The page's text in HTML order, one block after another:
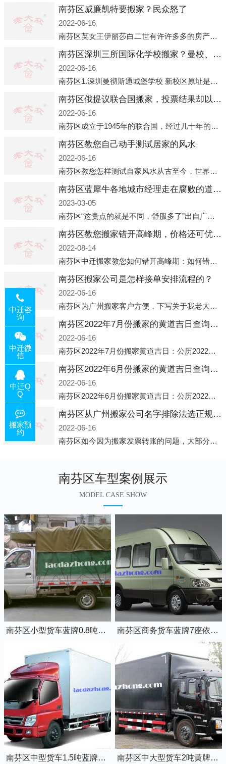
南芬区威廉凯特要搬家？民众怒了
2022-06-16
南芬区英女王伊丽莎白二世有许许多多的房产，遍布英国各地。而作为英女王的亲孙子、未来的英国国王，威廉王子自然也能享受到女王的房产。目前，威廉凯特以及三个孩子有两个经常居住的地点，一处是位于伦敦的肯辛顿宫，一处
南芬区深圳三所国际化学校搬家？曼校、QSI、南山中英文搬走了
2022-06-16
南芬区1.深圳曼彻斯通城堡学校 新校区原址是蛇口国际据悉，此次曼彻斯通城堡学校搬迁到蛇口新校区的开办与蛇口外籍人员子女学校（蛇口国际）有很大的关联。2021年，太子湾实验部就宣布在2022年正式并入蛇口外籍
南芬区俄提议联合国搬家，投票结果却以惨败收场
2022-06-16
南芬区成立于1945年的联合国，经过几十年的发展，如今拥有193个成员国。拥有如此众多会员国的联合国，可以说是世界上最具代表性的国际组织，也是世界上分量最重、有着较高话语权的国际组织。但以美国为首的西方国家
南芬区教您自己动手测试居家的风水
2022-06-16
南芬区教您怎样测试自家风水从古至今，世界各地的人们都在研究人在乾坤中的位置以及它们所形成的关系。通过探究季节转换、星象变化，并且在所观测到的自然规律的指导下，人们开始认识到居住在不同住宅中的人，其一生中的财
南芬区蓝犀牛各地城市经理走在腐败的道路上
2023-03-05
南芬区“这贵点的就是不同，舒服多了”出自广州运营邓经理的口中。2023年开年刚出来，三个司机（加盟蓝犀牛的个人队伍）便请广州经理去佛山娱乐场所大消费了一次，据知悉一晚消费达一万多，由三人平摊费用，燃鹅这样的
南芬区教您搬家错开高峰期，价格还可优惠！
2022-08-14
南芬区中迁搬家教您如何错开高峰期：如何错开高峰期搬家，中迁搬家做了一些电话数据统计和分析，发现市民中午2点左右访问网站的人是最多的，电话咨询是早上9点左右是最多的，预约搬家周六和周日是最多的，网上QQ微
南芬区搬家公司是怎样接单安排流程的？
2022-06-16
南芬区为广州搬家客户方便，下写关于我老大众搬家公司接单的流程，九条给搬家朋友参考，了解搬家公司工序，免去搬家时的没有准备好的工作，给您及时快速的搬好家。一．电话咨询：专人接待客户电话咨询，初步了解客户搬 家
南芬区2022年7月份搬家的黄道吉日查询大全一览表哪天适合搬家好日子
2022-06-16
南芬区2022年7月份搬家黄道吉日：公历2022年7月6日 农历六月初八 星期三 冲虎(甲寅)公历2022年7月12日 农历六月十四 星期二 冲猴(庚申)公历2022年7月13日 农历六月十五 星期三 冲鸡
南芬区2022年6月份搬家的黄道吉日查询大全一览表哪天适合搬家好日子
2022-06-16
南芬区2022年6月份搬家黄道吉日：公历2022年6月1日 农历五月初三 星期三 冲兔(己卯)公历2022年6月4日 农历五月初六 星期六 冲马(壬午)公历2022年6月8日 农历五月初十 星期三 冲狗(丙
南芬区从广州搬家公司名字排除法选正规公司
2022-06-16
南芬区如今因为搬家发票转账的问题，大部分搬家公司都已经注册了营业执照，早5年前基本上所谓的搬家公司都是无注册状态也就是无照营业，由于企业注册量大增所以各种企业信息展示平台如雨后春笋般遍地开花，如：天眼查，企
南芬区车型案例展示
MODEL CASE SHOW
南芬区小型货车蓝牌0.8吨小卡车 南芬区商务货车蓝牌7座依维柯全顺车
南芬区中型货车1.5吨蓝牌4米2厢式货车 南芬区中大型货车2吨黄牌5米2厢式货车
中迁咨
询
中迁微
信
中迁Q
Q
搬家预
约